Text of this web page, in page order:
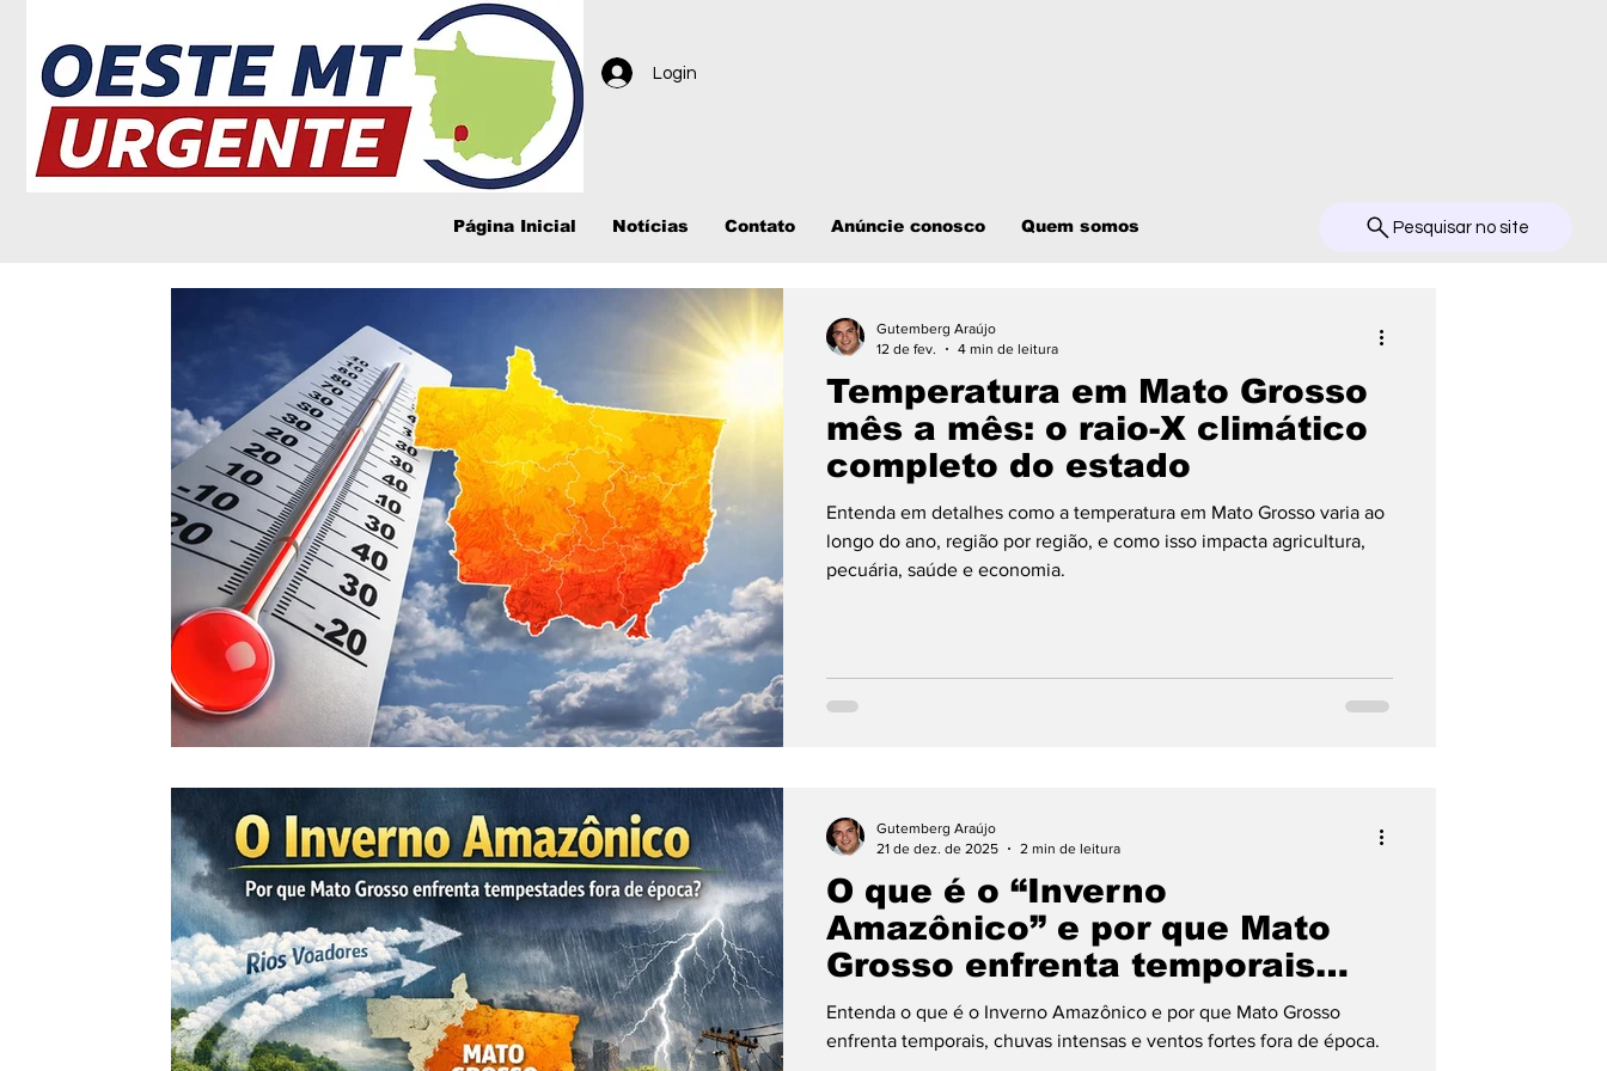
Login
Página Inicial Notícias Contato Anúncie conosco Quem somos Pesquisar no site
Temperatura em Mato Grosso
mês a mês: o raio-X climático
completo do estado
Entenda em detalhes como a temperatura em Mato Grosso varia ao
longo do ano, região por região, e como isso impacta agricultura,
pecuária, saúde e economia.
Gutemberg Araújo
12 de fev.
4 min de leitura
O que é o “Inverno
Amazônico” e por que Mato
Grosso enfrenta temporais
fora de época
Entenda o que é o Inverno Amazônico e por que Mato Grosso
enfrenta temporais, chuvas intensas e ventos fortes fora de época.
Gutemberg Araújo
21 de dez. de 2025
2 min de leitura